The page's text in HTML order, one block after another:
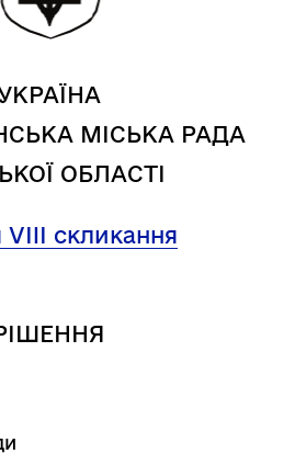
МІСЬКА РАДА
ОБЛАСТІ
VIII скликання